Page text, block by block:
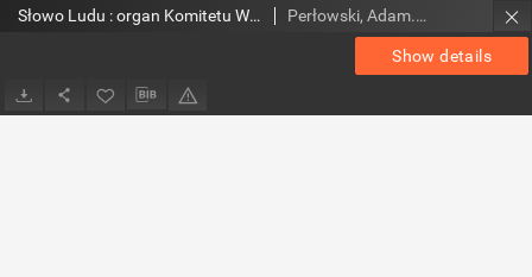
Show details
Słowo Ludu : organ Komitetu Wojewódzkiego Polskiej Zjednoczonej Partii Robotniczej, 1976, R.XXVII, nr 28 Perłowski, Adam. Red.